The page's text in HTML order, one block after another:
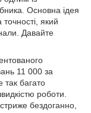
Основна ідея
точності, який
Давайте
11 000 за
так багато
роботи.
бездоганно,